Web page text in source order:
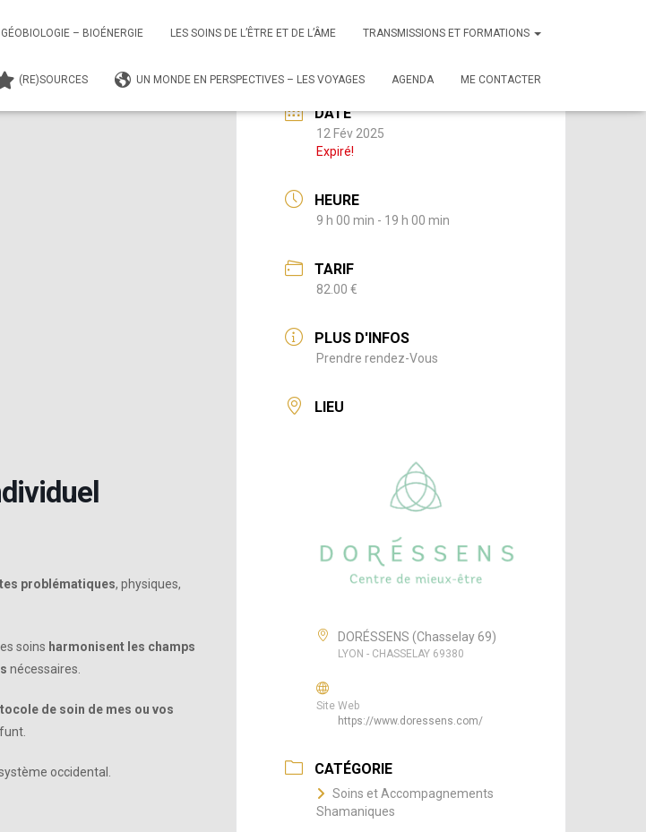
GÉOBIOLOGIE – BIOÉNERGIE LES SOINS DE L’ÊTRE ET DE L’ÂME TRANSMISSIONS ET FORMATIONS
(RE)SOURCES UN MONDE EN PERSPECTIVES – LES VOYAGES AGENDA ME CONTACTER
problématiques, physiques,
soins harmonisent les champs
nécessaires.
de soin de mes ou vos
occidental.
DATE
12 Fév 2025
Expiré!
HEURE
9 h 00 min - 19 h 00 min
TARIF
82.00 €
PLUS D'INFOS
Prendre rendez-Vous
LIEU
DORÉSSENS (Chasselay 69)
LYON - CHASSELAY 69380
Site Web
https://www.doressens.com/
CATÉGORIE
Soins et Accompagnements
Shamaniques